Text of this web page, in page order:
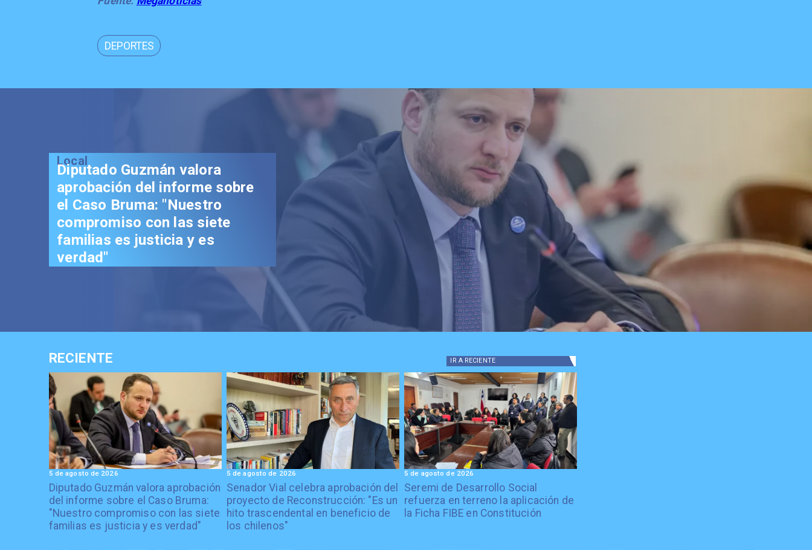
DEPORTES
Senador Vial celebra
aprobación del proyecto de
Reconstrucción: "Es un hito
trascendental en beneficio de
RECIENTE IR A RECIENTE
Diputado Guzmán valora aprobación
del informe sobre el Caso Bruma:
"Nuestro compromiso con las siete
familias es justicia y es verdad"
5 de agosto de 2026
Senador Vial celebra aprobación del
proyecto de Reconstrucción: "Es un
hito trascendental en beneficio de
los chilenos"
5 de agosto de 2026
Seremi de Desarrollo Social
refuerza en terreno la aplicación de
la Ficha FIBE en Constitución
5 de agosto de 2026